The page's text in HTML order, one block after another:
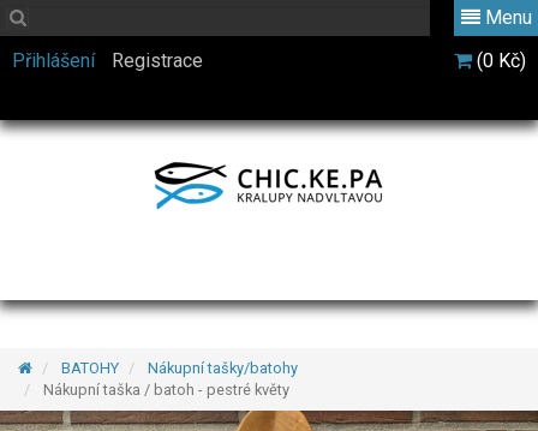
Menu
Přihlášení
Registrace (0 Kč)
BATOHY
Nákupní tašky/batohy
Nákupní taška / batoh - pestré květy